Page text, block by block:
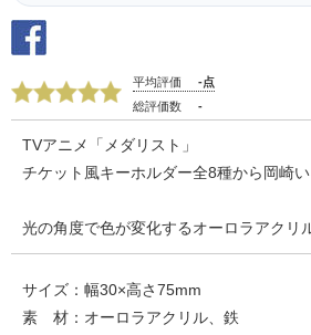
平均評価
-点
総評価数
-
TVアニメ「メダリスト」
チケット風キーホルダー全8種から岡崎い
光の角度で色が変化するオーロラアクリ
サイズ：幅30×高さ75mm
素 材：オーロラアクリル、鉄